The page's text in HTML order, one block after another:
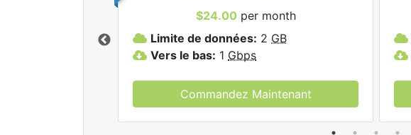
$24.00 per month
Limite de données: 2 GB
Vers le bas: 1 Gbps
Commandez Maintenant